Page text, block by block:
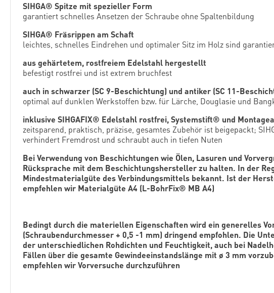
SIHGA® Spitze mit spezieller Form
garantiert schnelles Ansetzen der Schraube ohne Spaltenbildung
SIHGA® Fräsrippen am Schaft
leichtes, schnelles Eindrehen und optimaler Sitz im Holz sind
aus gehärtetem, rostfreiem Edelstahl hergestellt
befestigt rostfrei und ist extrem bruchfest
auch in schwarzer (SC 9-Beschichtung) und antiker (SC 11-
optimal auf dunklen Werkstoffen bzw. für Lärche, Douglasie und
inklusive SIHGAFIX® Edelstahl rostfrei, Systemstift® und
zeitsparend, praktisch, präzise, gesamtes Zubehör ist beigepackt;
verhindert Fremdrost und schraubt auch in tiefen Nuten
Bei Verwendung von Beschichtungen wie Ölen, Lasuren und
Rücksprache mit dem Beschichtungshersteller zu halten. In der
Mindestmaterialgüte des Verbindungsmittels bekannt. Ist der
empfehlen wir Materialgüte A4 (L-BohrFix® MB A4)
Bedingt durch die materiellen Eigenschaften wird ein generelles
(Schraubendurchmesser + 0,5 -1 mm) dringend empfohlen. Die
der unterschiedlichen Rohdichten und Feuchtigkeit, auch bei
Fällen über die gesamte Gewindeeinstandslänge mit ø 3 mm
empfehlen wir Vorversuche durchzuführen